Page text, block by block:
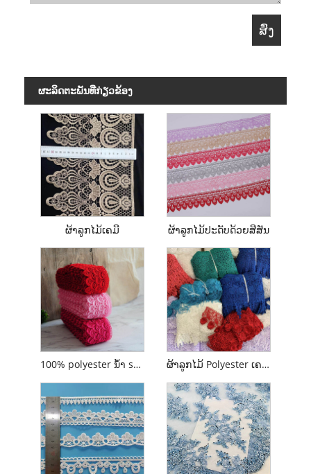
ຜະ​ລິດ​ຕະ​ພັນ​ທີ່​ກ່ຽວ​ຂ້ອງ
ຜ້າລູກໄມ້ເຄມີ ຜ້າລູກໄມ້ປະດັບດ້ວຍສີສັນ
100% polyester ນ້ໍາ soluble ສີຝຣັ່ງ embroidery Guipure Lace ຜ້າລູກໄມ້ Polyester ເຄມີທີ່ລະລາຍໃນນ້ໍາ